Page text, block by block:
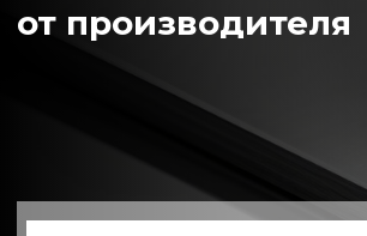
Даю согласие на обработку персональных
обработки персональных данных.